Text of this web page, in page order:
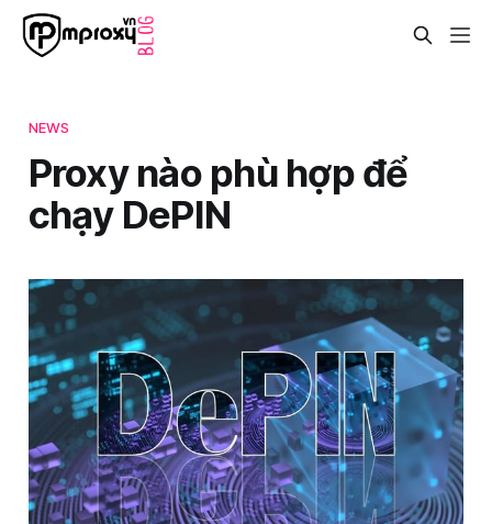
NEWS
Proxy nào phù hợp để
chạy DePIN